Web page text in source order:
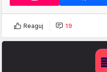
Reaguj 19